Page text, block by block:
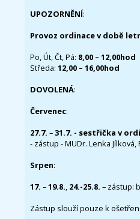
UPOZORNĚNÍ:
Provoz ordinace v době
Po, Út, Čt, Pá: 8,00 – 12,00hod
Středa: 12,00 – 16,00hod
DOVOLENÁ:
Červenec:
27.7. –31.7. - sestřička v
- zástup - MUDr. Lenka
Srpen:
17. –19.8., 24.-25.8. – zástup:
Zástup slouží pouze k